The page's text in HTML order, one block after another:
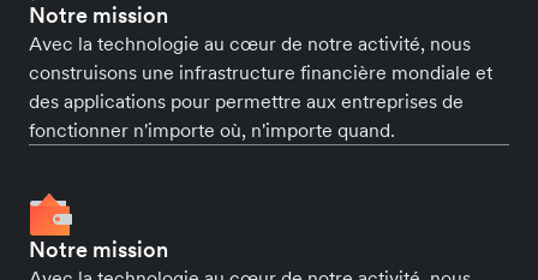
Notre mission
Avec la technologie au cœur de notre activité, nous
construisons une infrastructure financière mondiale et
des applications pour permettre aux entreprises de
fonctionner n'importe où, n'importe quand.
Notre mission